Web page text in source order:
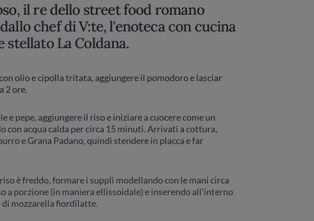
il re dello street food romano
chef di V:te, l'enoteca con cucina
La Coldana.
olio e cipolla tritata, aggiungere il pomodoro e lasciar
2 ore.
e pepe, aggiungere il riso e iniziare a cuocere come un
con acqua calda per circa 15 minuti. Arrivati a cottura,
e Grana Padano, quindi stendere in placca e far
è freddo, formare i supplì modellando con le mani circa
a porzione (in maniera ellissoidale) e inserendo all'interno
di mozzarella fiordilatte.